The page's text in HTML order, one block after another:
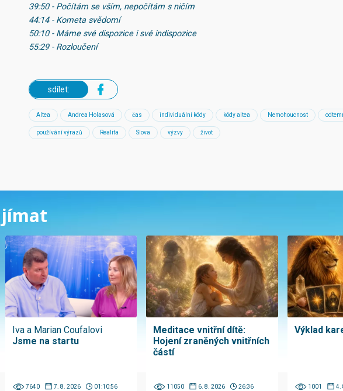
39:50 - Počítám se vším, nepočítám s ničím
44:14 - Kometa svědomí
50:10 - Máme své dispozice i své indispozice
55:29 - Rozloučení
sdílet:
Altea Andrea Holasová čas individuální kódy kódy altea Nemohoucnost
používání výrazů Realita Slova výzvy život
Iva a Marian Coufalovi
Jsme na startu
7640 7. 8. 2026 01:10:56
Meditace vnitřní dítě:
Hojení zraněných vnitřních
částí
11050 6. 8. 2026 26:36
Výklad
1001 4.